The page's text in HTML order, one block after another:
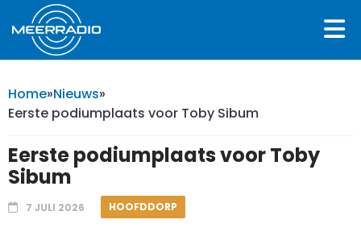
Home»Nieuws»
Eerste podiumplaats voor Toby Sibum
Eerste podiumplaats voor Toby
Sibum
7 JULI 2026 HOOFDDORP